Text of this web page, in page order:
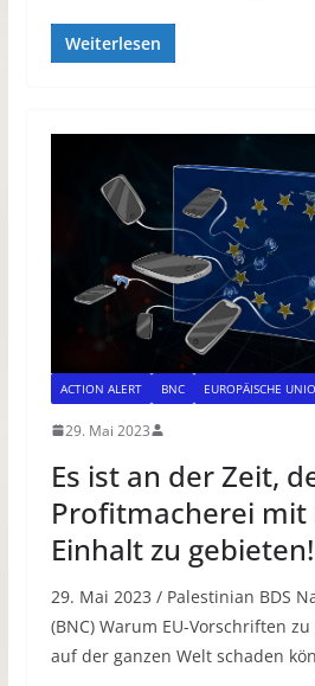
Weiterlesen
ACTION ALERT BNC EUROPÄISCHE
29. Mai 2023
Es ist an der Zeit,
Profitmacherei mit
Einhalt zu gebieten!
29. Mai 2023 / Palestinian BDS
(BNC) Warum EU-Vorschriften
auf der ganzen Welt schaden